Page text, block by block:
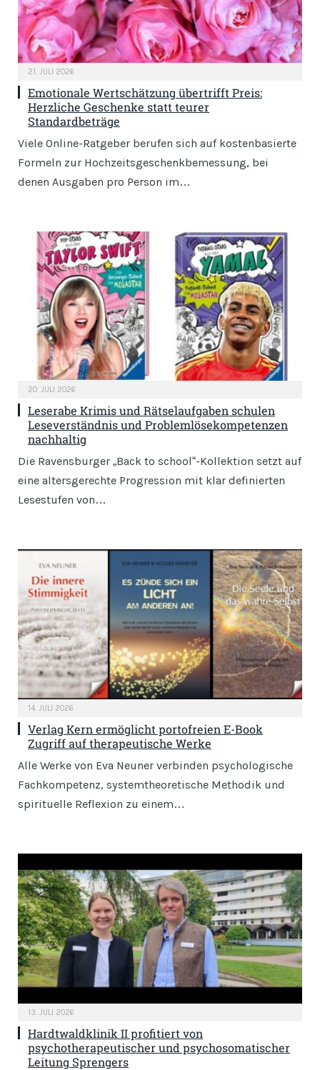
21. JULI 2026
Emotionale Wertschätzung übertrifft Preis:
Herzliche Geschenke statt teurer
Standardbeträge
Viele Online-Ratgeber berufen sich auf kostenbasierte
Formeln zur Hochzeitsgeschenkbemessung, bei
denen Ausgaben pro Person im…
20. JULI 2026
Leserabe Krimis und Rätselaufgaben schulen
Leseverständnis und Problemlösekompetenzen
nachhaltig
Die Ravensburger „Back to school“-Kollektion setzt auf
eine altersgerechte Progression mit klar definierten
Lesestufen von…
14. JULI 2026
Verlag Kern ermöglicht portofreien E-Book
Zugriff auf therapeutische Werke
Alle Werke von Eva Neuner verbinden psychologische
Fachkompetenz, systemtheoretische Methodik und
spirituelle Reflexion zu einem…
13. JULI 2026
Hardtwaldklinik II profitiert von
psychotherapeutischer und psychosomatischer
Leitung Sprengers